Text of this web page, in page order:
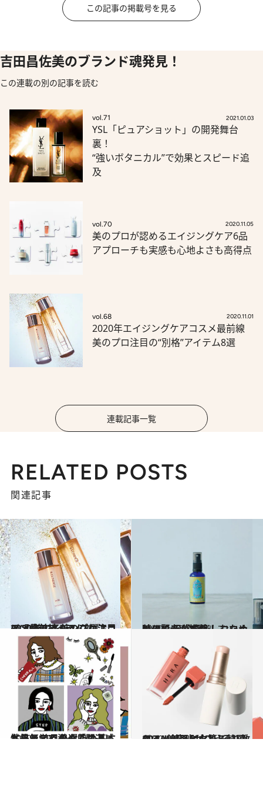
この記事の掲載号を見る
吉田昌佐美のブランド魂発見！
この連載の別の記事を読む
vol.71 2021.01.03
YSL「ピュアショット」の開発舞台
裏！
“強いボタニカル”で効果とスピード追
及
vol.70 2020.11.05
美のプロが認めるエイジングケア6品
アプローチも実感も心地よさも高得点
vol.68 2020.11.01
2020年エイジングケアコスメ最前線
美のプロ注目の“別格”アイテム8選
連載記事一覧
RELATED POSTS
関連記事
2020.11.1
2020年エイジングケアコスメ最前線 美のプロ注目の“別格”アイテム8選
ビューティ＆ヘルス 2020.11.2
美の賢者が推薦！ コロナ時代の 日常を楽しむためのアイテム7選
ビューティ＆ヘルス
2020.10.31
九星気学で導く「開運ビューティ」 あなたの基本性格と11月の運勢は？
ビューティ＆ヘルス 2020.11.1
CREA美容班がこっそり教える！美肌になれる韓国コスメ【メイク篇】
ビューティ＆ヘルス